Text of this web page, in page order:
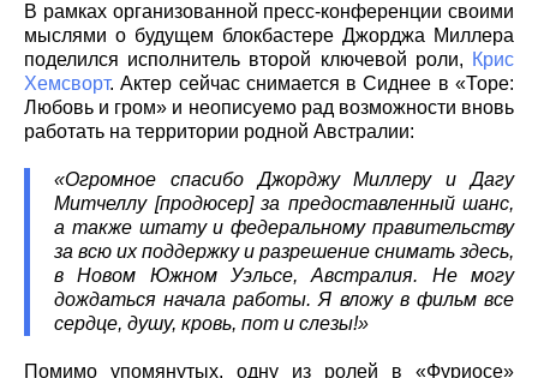
В рамках организованной пресс-конференции своими
мыслями о будущем блокбастере Джорджа Миллера
поделился исполнитель второй ключевой роли, Крис
Хемсворт. Актер сейчас снимается в Сиднее в «Торе:
Любовь и гром» и неописуемо рад возможности вновь
работать на территории родной Австралии:
«Огромное спасибо Джорджу Миллеру и Дагу
Митчеллу [продюсер] за предоставленный шанс,
а также штату и федеральному правительству
за всю их поддержку и разрешение снимать здесь,
в Новом Южном Уэльсе, Австралия. Не могу
дождаться начала работы. Я вложу в фильм все
сердце, душу, кровь, пот и слезы!»
Помимо упомянутых, одну из ролей в «Фуриосе»